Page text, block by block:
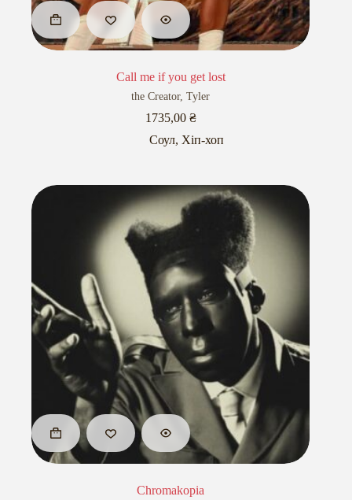
Call me if you get lost
the Creator,Tyler
1735,00 ₴
Соул, Хіп-хоп
Chromakopia